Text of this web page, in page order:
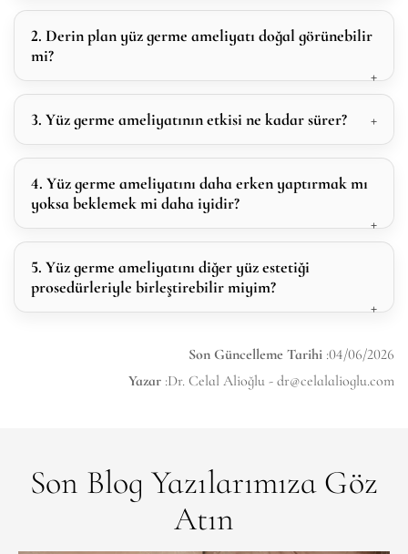
2. Derin plan yüz germe ameliyatı doğal görünebilir
mi?
3. Yüz germe ameliyatının etkisi ne kadar sürer?
4. Yüz germe ameliyatını daha erken yaptırmak mı
yoksa beklemek mi daha iyidir?
5. Yüz germe ameliyatını diğer yüz estetiği
prosedürleriyle birleştirebilir miyim?
Son Güncelleme Tarihi :04/06/2026
Yazar :Dr. Celal Alioğlu - dr@celalalioglu.com
Son Blog Yazılarımıza Göz
Atın